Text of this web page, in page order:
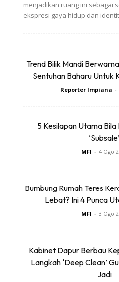
menjadikan ruang ini sebagai
ekspresi gaya hidup dan
Trend Bilik Mandi
Sentuhan Baharu Untuk
Reporter Impiana -
5 Kesilapan Utama Bila
‘Subsale’
MFI - 4 Ogo
Bumbung Rumah Teres
Lebat? Ini 4 Punca
MFI - 3 Ogo
Kabinet Dapur Berbau
Langkah ‘Deep Clean’
Jadi